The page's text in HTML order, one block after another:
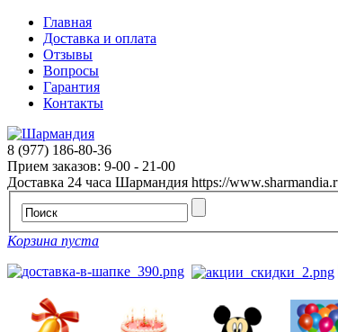
Главная
Доставка и оплата
Отзывы
Вопросы
Гарантия
Контакты
8 (977) 186-80-36
Прием заказов: 9-00 - 21-00
Доставка 24 часа Шармандия https://
Корзина пуста